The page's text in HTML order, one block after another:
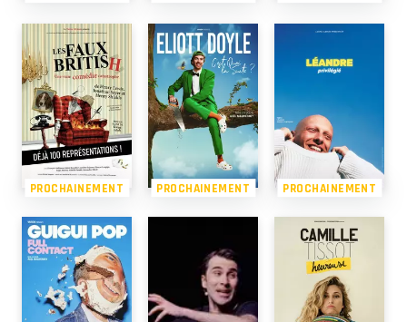
PROCHAINEMENT PROCHAINEMENT PROCHAINEMENT